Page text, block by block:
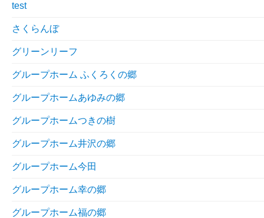
test
さくらんぼ
グリーンリーフ
グループホーム ふくろくの郷
グループホームあゆみの郷
グループホームつきの樹
グループホーム井沢の郷
グループホーム今田
グループホーム幸の郷
グループホーム福の郷